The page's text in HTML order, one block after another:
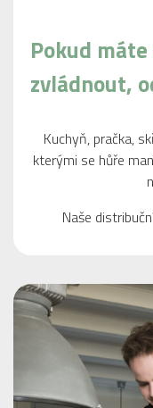
Pokud
zvládnout,
Kuchyň, pračka,
kterými se hůře
Naše